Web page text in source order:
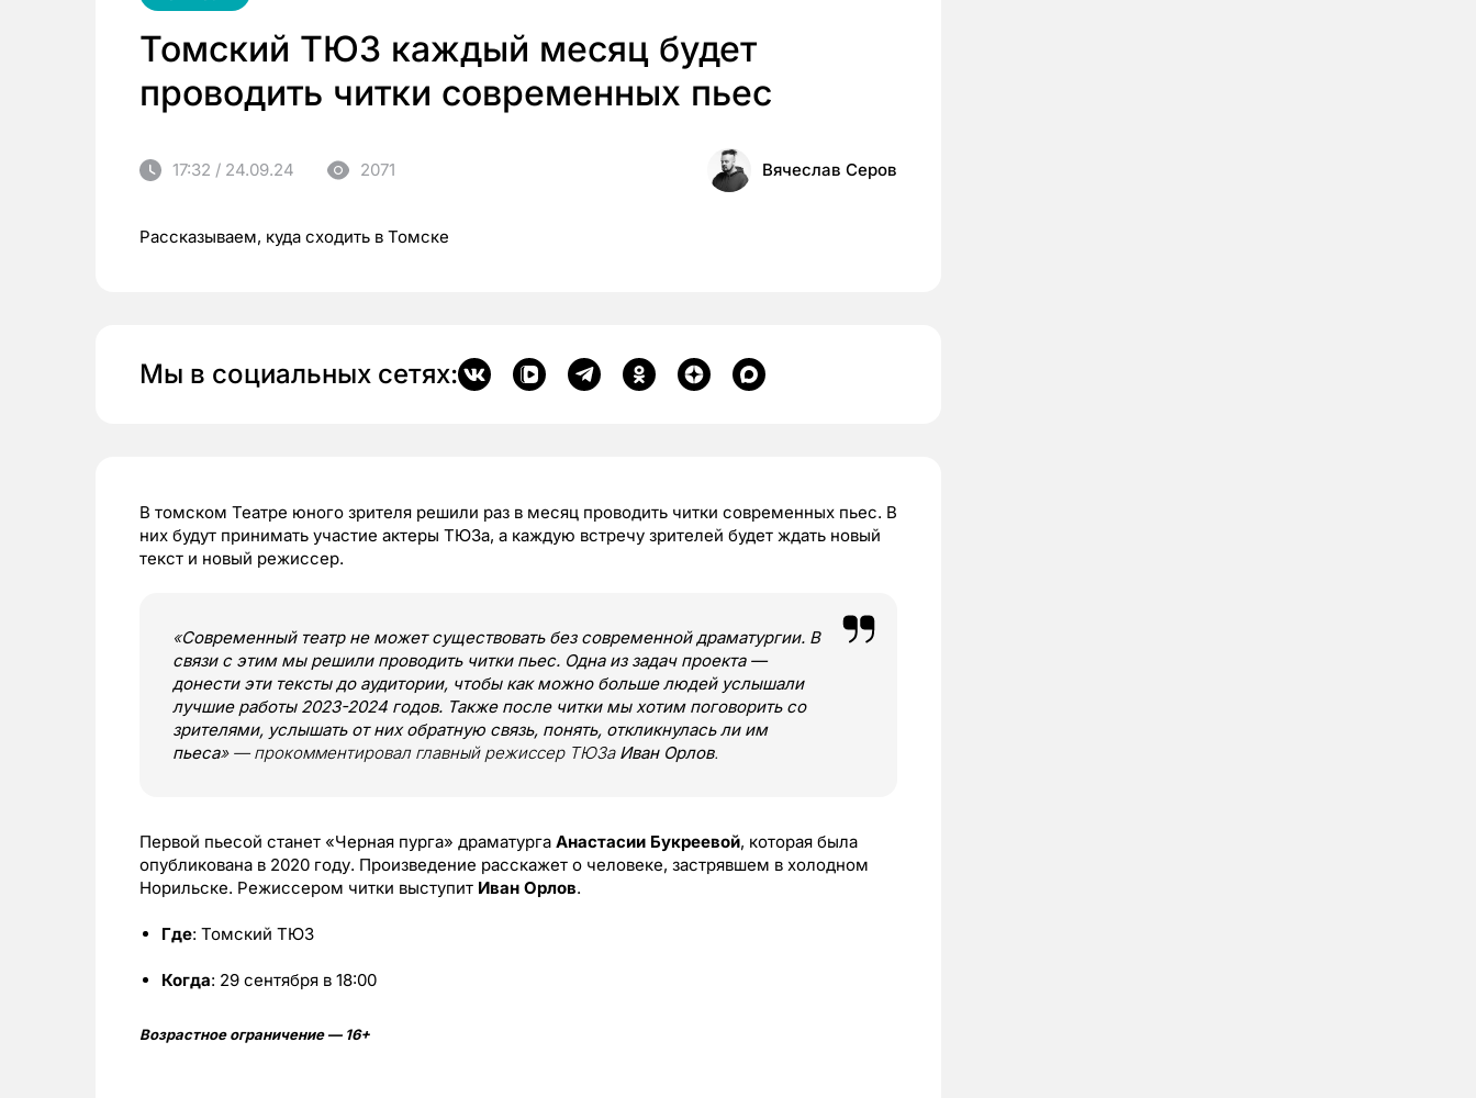
Томский ТЮЗ каждый месяц будет
проводить читки современных пьес
17:32 / 24.09.24 2071 Вячеслав Серов
Рассказываем, куда сходить в Томске
Мы в социальных сетях:
В томском Театре юного зрителя решили раз в месяц проводить читки современных пьес. В
них будут принимать участие актеры ТЮЗа, а каждую встречу зрителей будет ждать новый
текст и новый режиссер.
«Современный театр не может существовать без современной драматургии. В
связи с этим мы решили проводить читки пьес. Одна из задач проекта —
донести эти тексты до аудитории, чтобы как можно больше людей услышали
лучшие работы 2023-2024 годов. Также после читки мы хотим поговорить со
зрителями, услышать от них обратную связь, понять, откликнулась ли им
пьеса» — прокомментировал главный режиссер ТЮЗа Иван Орлов.
Первой пьесой станет «Черная пурга» драматурга Анастасии Букреевой, которая была
опубликована в 2020 году. Произведение расскажет о человеке, застрявшем в холодном
Норильске. Режиссером читки выступит Иван Орлов.
Где: Томский ТЮЗ
Когда: 29 сентября в 18:00
Возрастное ограничение — 16+